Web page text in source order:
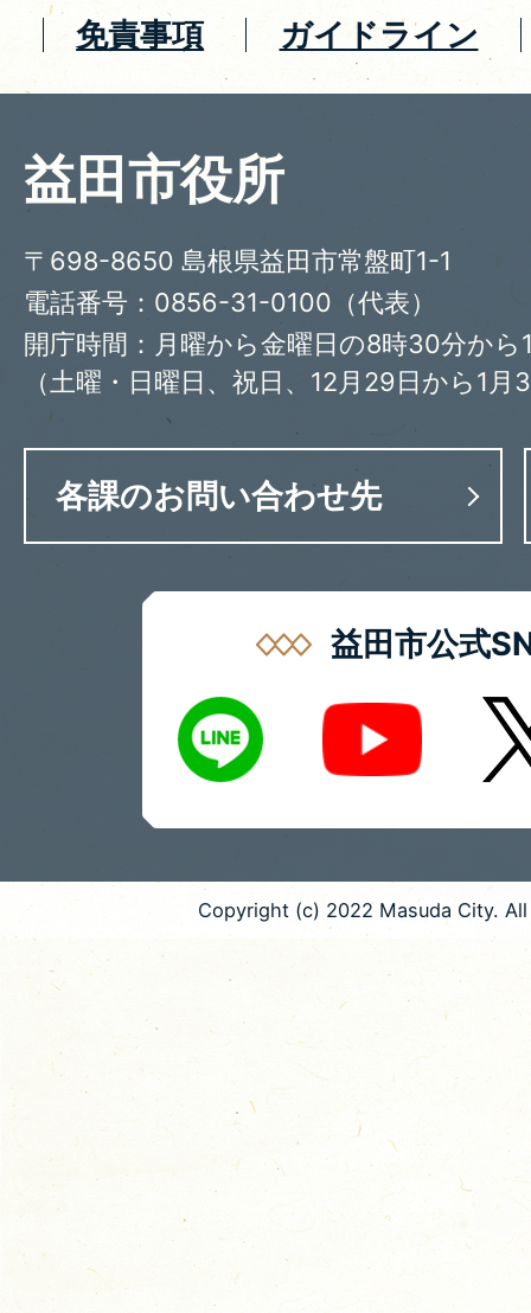
免責事項
ガイドライン
益田市役所
〒698-8650 島根県益田市常盤町1-1
電話番号：0856-31-0100（代表）
開庁時間：月曜から金曜日の8時30分から
（土曜・日曜日、祝日、12月29日から1月
各課のお問い合わせ先
益田市公式
LINE
Youtube X
Copyright (c) 2022 Masuda City.